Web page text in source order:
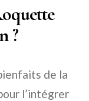
?
de la
l’intégrer